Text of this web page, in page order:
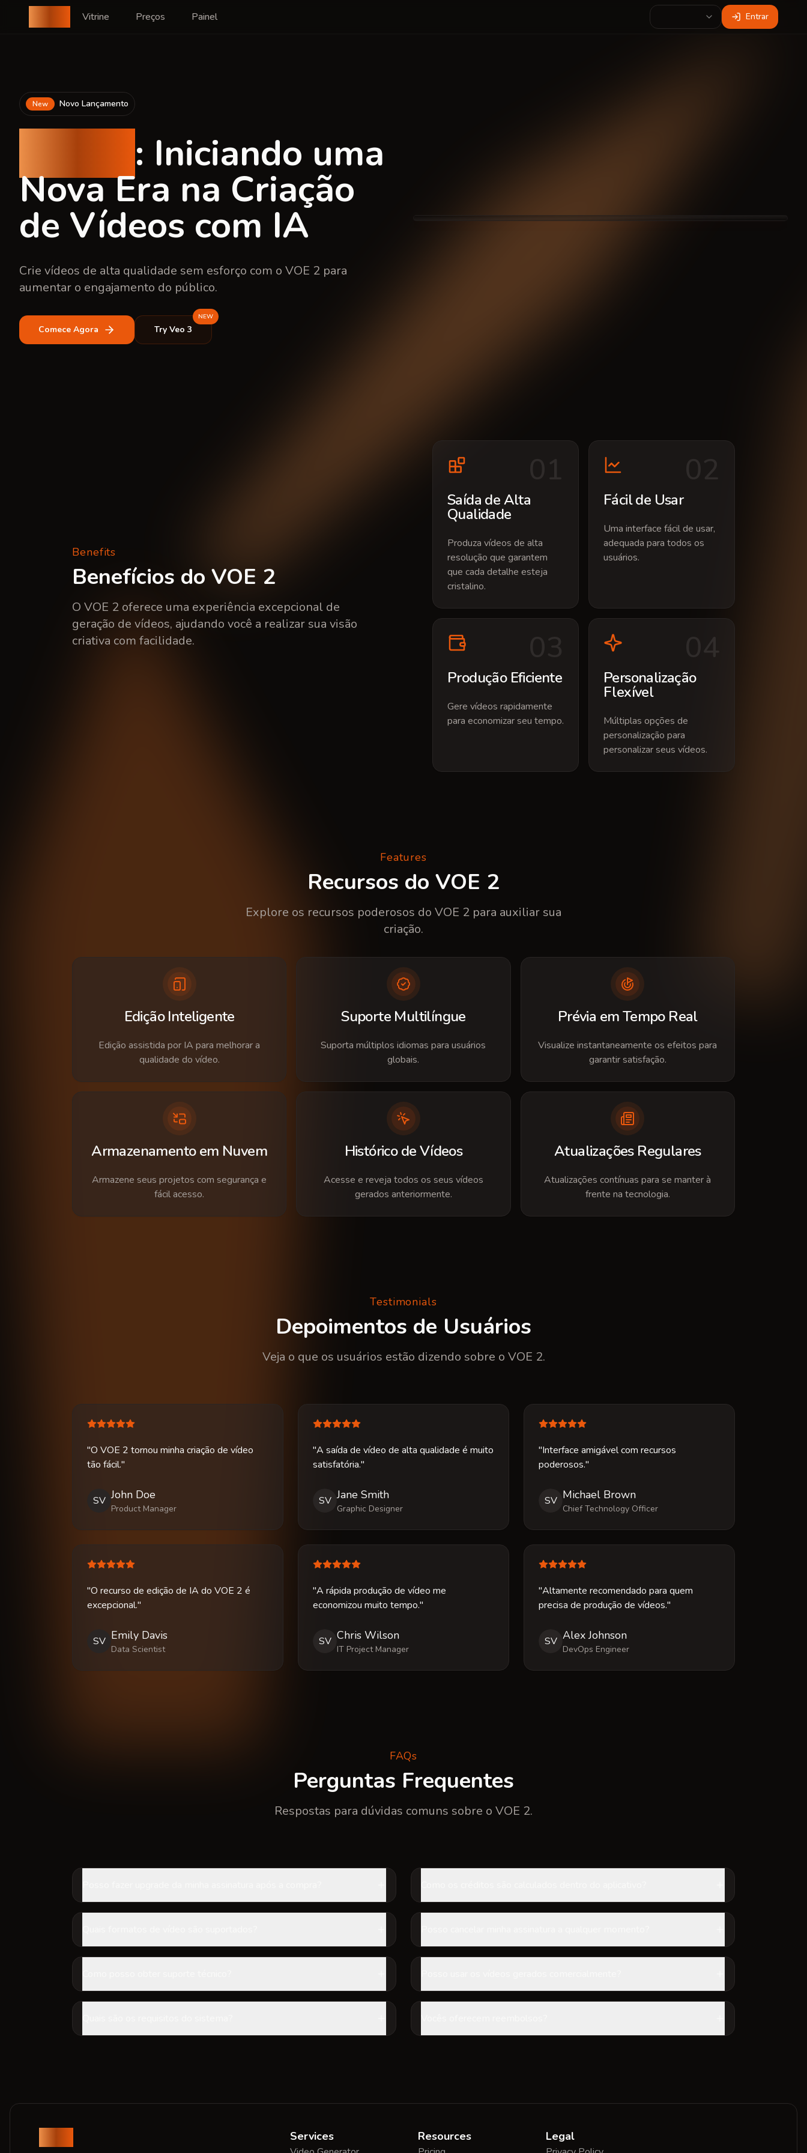
Vitrine Preços Painel Entrar
New Novo Lançamento
: Iniciando uma
Nova Era na Criação
de Vídeos com IA
Crie vídeos de alta qualidade sem esforço com o VOE 2 para
aumentar o engajamento do público.
Comece Agora Try Veo 3
NEW
Benefits
Benefícios do VOE 2
O VOE 2 oferece uma experiência excepcional de
geração de vídeos, ajudando você a realizar sua visão
criativa com facilidade.
Saída de Alta
Qualidade
Produza vídeos de alta
resolução que garantem
que cada detalhe esteja
cristalino.
Fácil de Usar
Uma interface fácil de usar,
adequada para todos os
usuários.
Produção Eficiente
Gere vídeos rapidamente
para economizar seu tempo.
Personalização
Flexível
Múltiplas opções de
personalização para
personalizar seus vídeos.
Features
Recursos do VOE 2
Explore os recursos poderosos do VOE 2 para auxiliar sua
criação.
Edição Inteligente
Edição assistida por IA para melhorar a
qualidade do vídeo.
Suporte Multilíngue
Suporta múltiplos idiomas para usuários
globais.
Prévia em Tempo Real
Visualize instantaneamente os efeitos para
garantir satisfação.
Armazenamento em Nuvem
Armazene seus projetos com segurança e
fácil acesso.
Histórico de Vídeos
Acesse e reveja todos os seus vídeos
gerados anteriormente.
Atualizações Regulares
Atualizações contínuas para se manter à
frente na tecnologia.
Testimonials
Depoimentos de Usuários
Veja o que os usuários estão dizendo sobre o VOE 2.
"O VOE 2 tornou minha criação de vídeo
tão fácil."
SV John Doe
Product Manager
"A saída de vídeo de alta qualidade é muito
satisfatória."
SV Jane Smith
Graphic Designer
"Interface amigável com recursos
poderosos."
SV Michael Brown
Chief Technology Officer
"O recurso de edição de IA do VOE 2 é
excepcional."
SV Emily Davis
Data Scientist
"A rápida produção de vídeo me
economizou muito tempo."
SV Chris Wilson
IT Project Manager
"Altamente recomendado para quem
precisa de produção de vídeos."
SV Alex Johnson
DevOps Engineer
FAQs
Perguntas Frequentes
Respostas para dúvidas comuns sobre o VOE 2.
Services Resources Legal